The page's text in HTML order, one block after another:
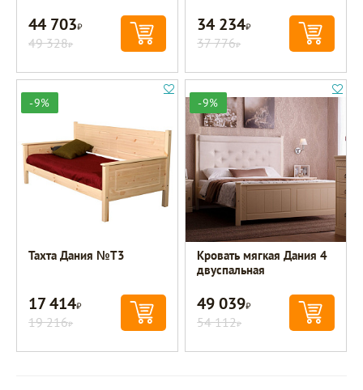
44 703Р
49 328Р
34 234Р
37 776Р
-9%
Тахта Дания №Т3
17 414Р
19 216Р
-9%
Кровать мягкая Дания 4
двуспальная
49 039Р
54 112Р